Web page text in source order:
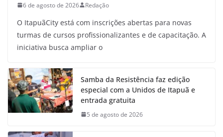
6 de agosto de 2026 Redação
O ItapuãCity está com inscrições abertas para novas
turmas de cursos profissionalizantes e de capacitação. A
iniciativa busca ampliar o
Samba da Resistência faz edição
especial com a Unidos de Itapuã e
entrada gratuita
5 de agosto de 2026